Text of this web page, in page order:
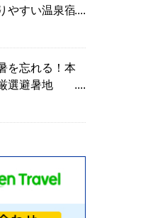
やすい温泉宿
を忘れる！本
選避暑地